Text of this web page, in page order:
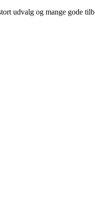
udvalg og mange gode